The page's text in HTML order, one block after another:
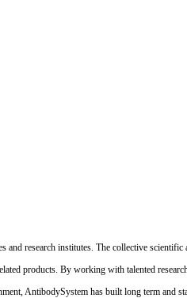
research institutes. The collective scientific
products. By working with talented
AntibodySystem has built long term and